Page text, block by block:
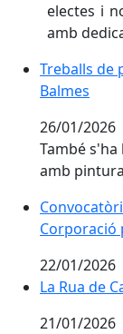
electes i
amb
Treballs de
Treballs de
Balmes
26/01/2026
També
amb
Corporació
22/01/2026
La Rua de
La Rua de
21/01/2026